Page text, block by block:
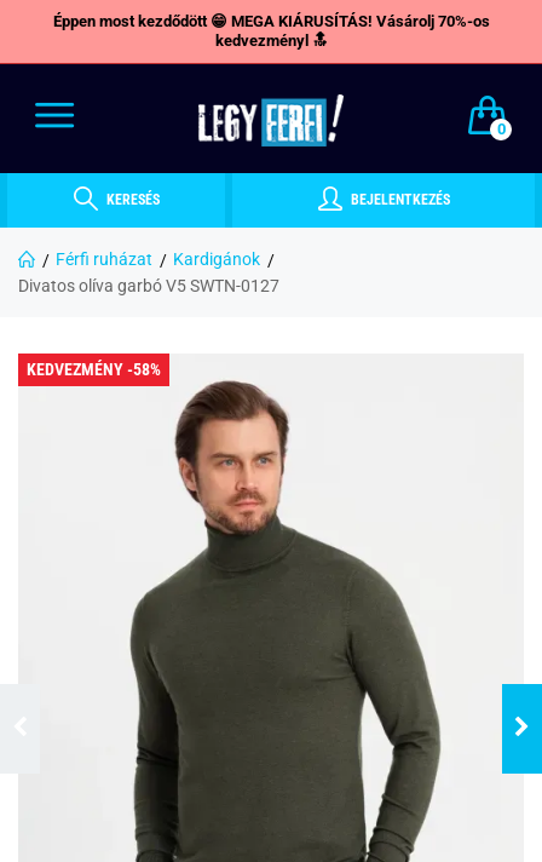
Éppen most kezdődött 😁 MEGA KIÁRUSÍTÁS! Vásárolj 70%-os
kedvezményl 🔝
0
KERESÉS BEJELENTKEZÉS
Férfi ruházat
Kardigánok
Divatos olíva garbó V5 SWTN-0127
KEDVEZMÉNY -58%